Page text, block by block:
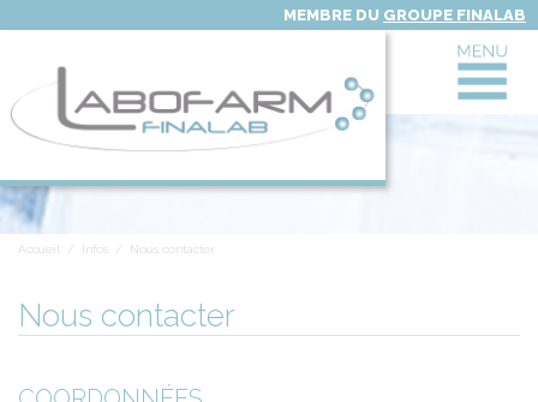
MEMBRE DU GROUPE FINALAB
Le Laboratoire LABOFARM
Accueil / Infos / Nous contacter
Nous contacter